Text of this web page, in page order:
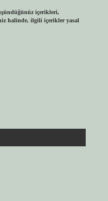
içerikleri,
halinde, ilgili içerikler yasal